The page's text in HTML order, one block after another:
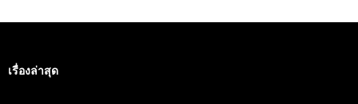
เรื่องล่าสุด